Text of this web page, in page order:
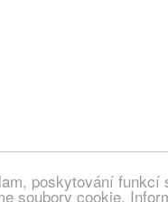
poskytování
soubory cookie.